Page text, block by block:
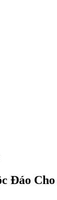
Đáo Cho